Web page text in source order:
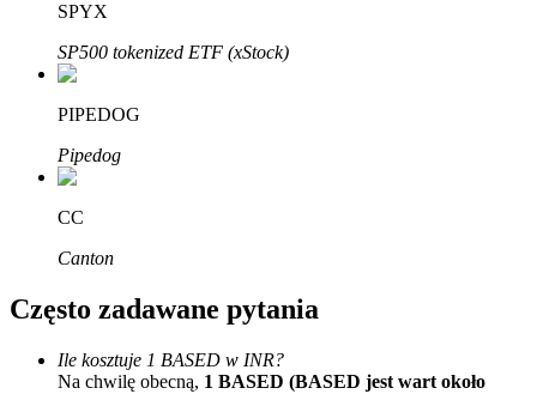
SPYX
SP500 tokenized ETF (xStock)
PIPEDOG
Pipedog
CC
Canton
Często zadawane pytania
Ile kosztuje 1 BASED w INR?
Na chwilę obecną, 1 BASED (BASED jest wart około